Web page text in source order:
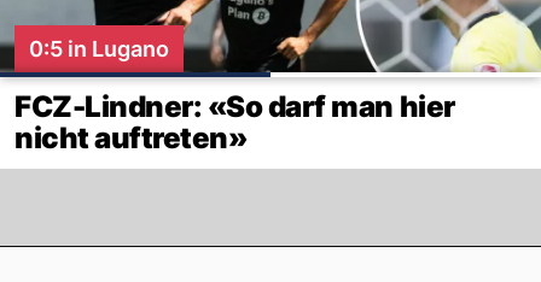
0:5 in Lugano
FCZ-Lindner: «So darf man hier
nicht auftreten»